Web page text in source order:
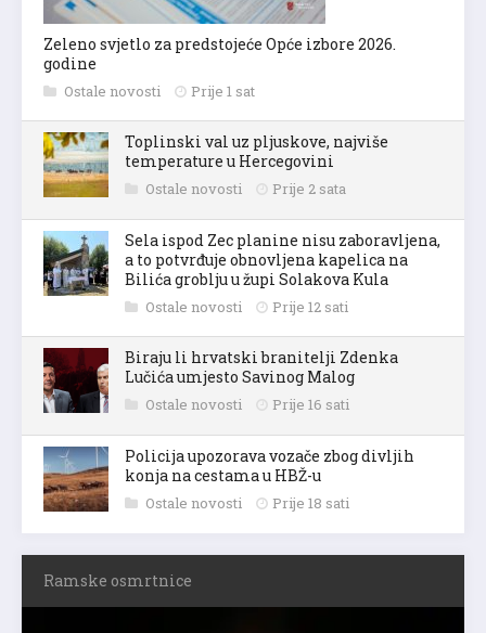
Zeleno svjetlo za predstojeće Opće izbore 2026.
godine
Ostale novosti Prije 1 sat
Toplinski val uz pljuskove, najviše
temperature u Hercegovini
Ostale novosti Prije 2 sata
Sela ispod Zec planine nisu zaboravljena,
a to potvrđuje obnovljena kapelica na
Bilića groblju u župi Solakova Kula
Ostale novosti Prije 12 sati
Biraju li hrvatski branitelji Zdenka
Lučića umjesto Savinog Malog
Ostale novosti Prije 16 sati
Policija upozorava vozače zbog divljih
konja na cestama u HBŽ-u
Ostale novosti Prije 18 sati
Ramske osmrtnice